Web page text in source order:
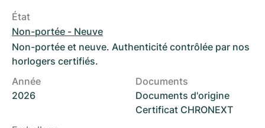
État
Non-portée - Neuve
Non-portée et neuve. Authenticité contrôlée par nos
horlogers certifiés.
Année
2026
Documents
Documents d'origine
Certificat CHRONEXT